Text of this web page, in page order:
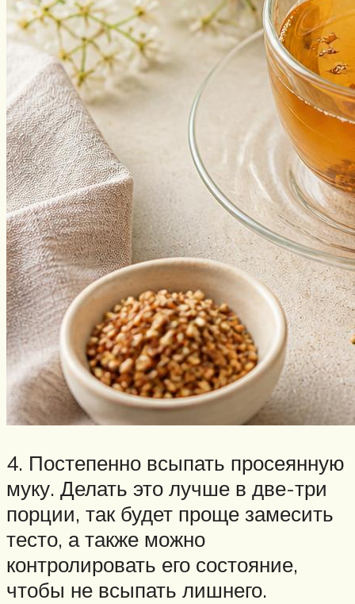
4. Постепенно всыпать просеянную
муку. Делать это лучше в две-три
порции, так будет проще замесить
тесто, а также можно
контролировать его состояние,
чтобы не всыпать лишнего.